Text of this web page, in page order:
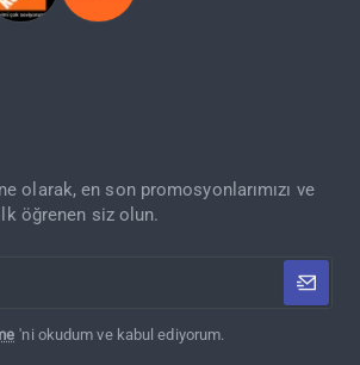
olarak, en son promosyonlarımızı ve
öğrenen siz olun.
'ni okudum ve kabul ediyorum.